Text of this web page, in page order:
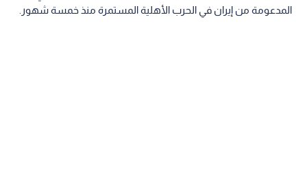
المدعومة من إيران في الحرب الأهلية المستمرة منذ خمسة شهور.